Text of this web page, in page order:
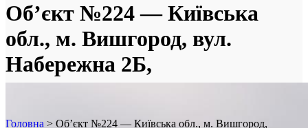
Об’єкт №224 — Київська
обл., м. Вишгород, вул.
Набережна 2Б,
супермаркет «Novus»
Головна > Об’єкт №224 — Київська обл., м. Вишгород,